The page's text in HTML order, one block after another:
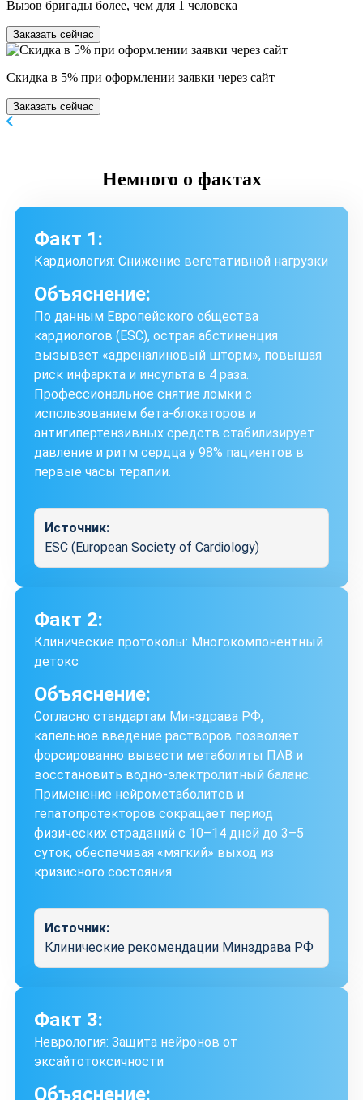
Вызов бригады более, чем для 1 человека
Заказать сейчас
Скидка в 5% при оформлении заявки через сайт
Заказать сейчас
Немного о фактах
Факт 1:
Кардиология: Снижение вегетативной нагрузки
Объяснение:
По данным Европейского общества
кардиологов (ESC), острая абстиненция
вызывает «адреналиновый шторм», повышая
риск инфаркта и инсульта в 4 раза.
Профессиональное снятие ломки с
использованием бета-блокаторов и
антигипертензивных средств стабилизирует
давление и ритм сердца у 98% пациентов в
первые часы терапии.
Источник:
ESC (European Society of Cardiology)
Факт 2:
Клинические протоколы: Многокомпонентный
детокс
Объяснение:
Согласно стандартам Минздрава РФ,
капельное введение растворов позволяет
форсированно вывести метаболиты ПАВ и
восстановить водно-электролитный баланс.
Применение нейрометаболитов и
гепатопротекторов сокращает период
физических страданий с 10–14 дней до 3–5
суток, обеспечивая «мягкий» выход из
кризисного состояния.
Источник:
Клинические рекомендации Минздрава РФ
Факт 3:
Неврология: Защита нейронов от
эксайтотоксичности
Объяснение: